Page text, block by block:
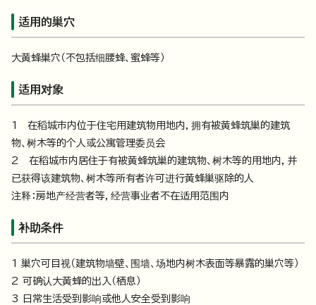
适用的巢穴
大黄蜂巢穴（不包括细腰蜂、蜜蜂等）
适用对象
1 在稻城市内位于住宅用建筑物用地内，拥有被黄蜂筑巢的建筑
物、树木等的个人或公寓管理委员会
2 在稻城市内居住于有被黄蜂筑巢的建筑物、树木等的用地内，并
已获得该建筑物、树木等所有者许可进行黄蜂巢驱除的人
注释：房地产经营者等，经营事业者不在适用范围内
补助条件
1 巢穴可目视（建筑物墙壁、围墙、场地内树木表面等暴露的巢穴等）
2 可确认大黄蜂的出入（栖息）
3 日常生活受到影响或他人安全受到影响